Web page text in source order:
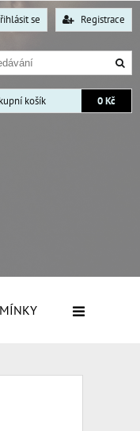
se Registrace
košík 0 Kč